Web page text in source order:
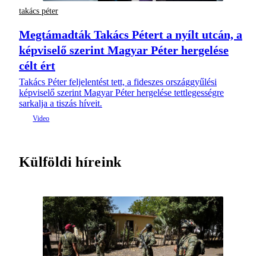
takács péter
Megtámadták Takács Pétert a nyílt utcán, a
képviselő szerint Magyar Péter hergelése
célt ért
Takács Péter feljelentést tett, a fideszes országgyűlési
képviselő szerint Magyar Péter hergelése tettlegességre
sarkalja a tiszás híveit.
Külföldi híreink